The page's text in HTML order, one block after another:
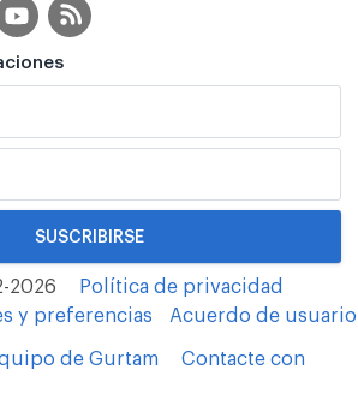
2026
Política de privacidad
y preferencias
Acuerdo de usuario
de Gurtam
Contacte con